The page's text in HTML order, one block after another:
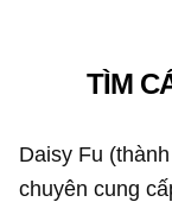
TÌM
Daisy Fu
chuyên cung